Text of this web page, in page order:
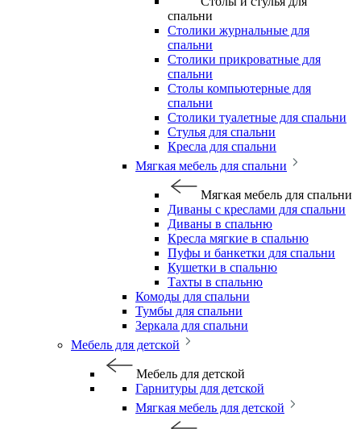
спальни
Столики журнальные для
спальни
Столики прикроватные для
спальни
Столы компьютерные для
спальни
Столики туалетные для спальни
Стулья для спальни
Кресла для спальни
Мягкая мебель для спальни
Мягкая мебель для спальни
Диваны с креслами для спальни
Диваны в спальню
Кресла мягкие в спальню
Пуфы и банкетки для спальни
Кушетки в спальню
Тахты в спальню
Комоды для спальни
Тумбы для спальни
Зеркала для спальни
Мебель для детской
Мебель для детской
Гарнитуры для детской
Мягкая мебель для детской